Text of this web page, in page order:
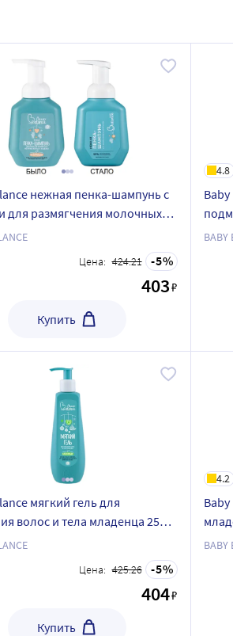
нежная пенка-шампунь с
для размягчения молочных
у младенца 250 мл
Цена: 424.21 5
403₽
Купить
4.8
BABY
мягкий гель для
волос и тела младенца 250
Цена: 425.26 5
404₽
Купить
4.2
BABY